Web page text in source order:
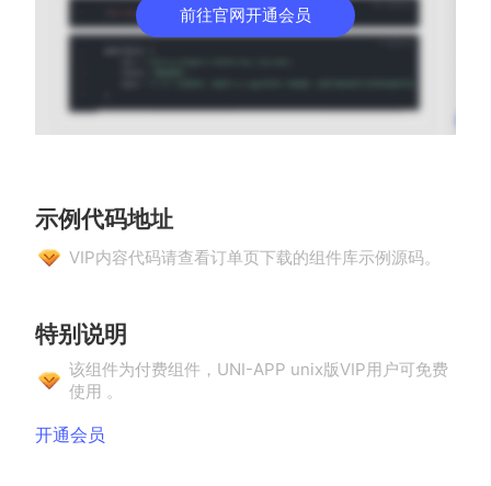
前往官网开通会员
示例代码地址
VIP内容代码请查看订单页下载的组件库示例源码。
特别说明
该组件为付费组件，UNI-APP unix版VIP用户可免费
使用 。
开通会员